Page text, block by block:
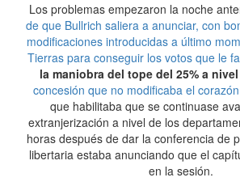
Los problemas empezaron la noche
de que Bullrich saliera a anunciar, con
modificaciones introducidas a último
Tierras para conseguir los votos que le
la maniobra del tope del 25% a
concesión que no modificaba el
que habilitaba que se continuase
extranjerización a nivel de los
horas después de dar la conferencia de
libertaria estaba anunciando que el
en la sesión.